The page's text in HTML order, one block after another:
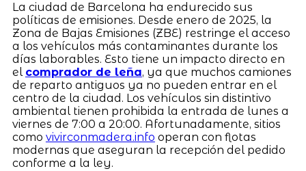
La ciudad de Barcelona ha endurecido sus
políticas de emisiones. Desde enero de 2025, la
Zona de Bajas Emisiones (ZBE) restringe el acceso
a los vehículos más contaminantes durante los
días laborables. Esto tiene un impacto directo en
el comprador de leña, ya que muchos camiones
de reparto antiguos ya no pueden entrar en el
centro de la ciudad. Los vehículos sin distintivo
ambiental tienen prohibida la entrada de lunes a
viernes de 7:00 a 20:00. Afortunadamente, sitios
como vivirconmadera.info operan con flotas
modernas que aseguran la recepción del pedido
conforme a la ley.